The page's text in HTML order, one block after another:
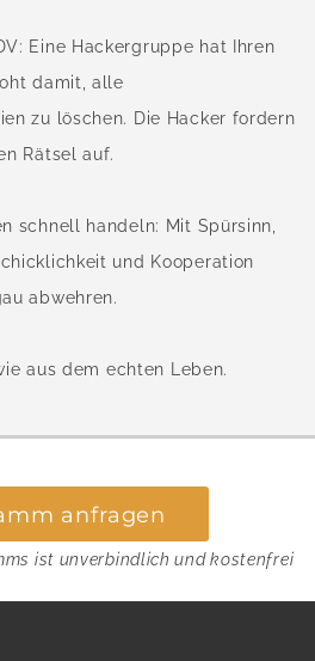
Eine Hackergruppe hat Ihren
damit, alle
zu löschen. Die Hacker fordern
Rätsel auf.
schnell handeln: Mit Spürsinn,
und Kooperation
abwehren.
aus dem echten Leben.
anfragen
ist unverbindlich und kostenfrei